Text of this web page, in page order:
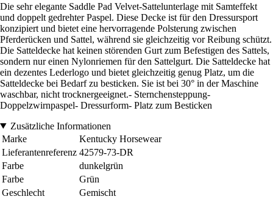
Die sehr elegante Saddle Pad Velvet-Sattelunterlage mit Samteffekt
und doppelt gedrehter Paspel. Diese Decke ist für den Dressursport
konzipiert und bietet eine hervorragende Polsterung zwischen
Pferderücken und Sattel, während sie gleichzeitig vor Reibung schützt.
Die Satteldecke hat keinen störenden Gurt zum Befestigen des Sattels,
sondern nur einen Nylonriemen für den Sattelgurt. Die Satteldecke hat
ein dezentes Lederlogo und bietet gleichzeitig genug Platz, um die
Satteldecke bei Bedarf zu besticken. Sie ist bei 30° in der Maschine
waschbar, nicht trocknergeeignet.- Sternchensteppung-
Doppelzwirnpaspel- Dressurform- Platz zum Besticken
Zusätzliche Informationen
Marke
Kentucky Horsewear
Lieferantenreferenz 42579-73-DR
Farbe
dunkelgrün
Farbe
Grün
Geschlecht
Gemischt